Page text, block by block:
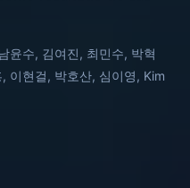
sin
intelectual de una
que van más allá de
de clases, ya que
윤수, 김여진, 최민수, 박혁
이현걸, 박호산, 심이영, Kim